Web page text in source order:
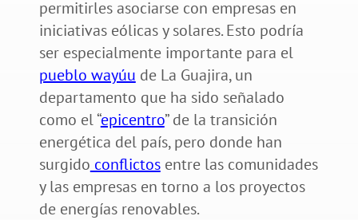
permitirles asociarse con empresas en
iniciativas eólicas y solares. Esto podría
ser especialmente importante para el
pueblo wayúu de La Guajira, un
departamento que ha sido señalado
como el “epicentro” de la transición
energética del país, pero donde han
surgido conflictosentre las comunidades
y las empresas en torno a los proyectos
de energías renovables.